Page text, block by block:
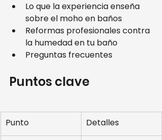
Lo que la experiencia enseña
sobre el moho en baños
Reformas profesionales contra
la humedad en tu baño
Preguntas frecuentes
Puntos clave
Punto Detalles